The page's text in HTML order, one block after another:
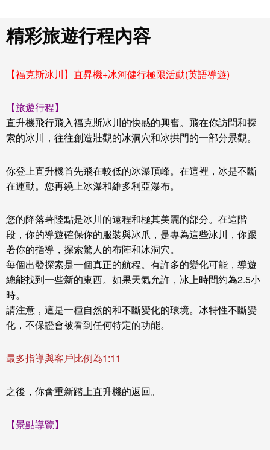
精彩旅遊行程內容
【福克斯冰川】直昇機+冰河健行極限活動(英語導遊)
【旅遊行程】
直升機飛行飛入福克斯冰川的快感的興奮。飛在你訪問和探
索的冰川，往往創造壯觀的冰洞穴和冰拱門的一部分景觀。
你登上直升機首先飛在較低的冰瀑頂峰。在這裡，冰是不斷
在運動。您再繞上冰瀑和維多利亞瀑布。
您的降落著陸點是冰川的遠程和極其美麗的部分。在這階
段，你的導遊確保你的服裝與冰爪，是專為這些冰川，你跟
著你的指導，探索驚人的布陣和冰洞穴。
每個出發探索是一個真正的航程。有許多的變化可能，導遊
總能找到一些新的東西。如果天氣允許，冰上時間約為2.5小
時。
請注意，這是一種自然的和不斷變化的環境。冰特性不斷變
化，不保證會被看到任何特定的功能。
最多指導與客戶比例為1:11
之後，你會重新踏上直升機的返回。
【景點導覽】